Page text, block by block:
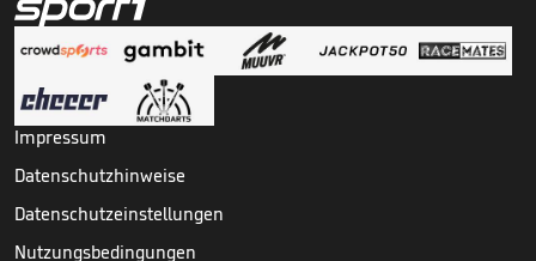
Impressum
Datenschutzhinweise
Datenschutzeinstellungen
Nutzungsbedingungen